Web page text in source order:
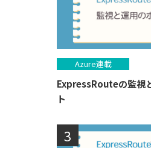
Azure連載
ExpressRouteの監視
ト